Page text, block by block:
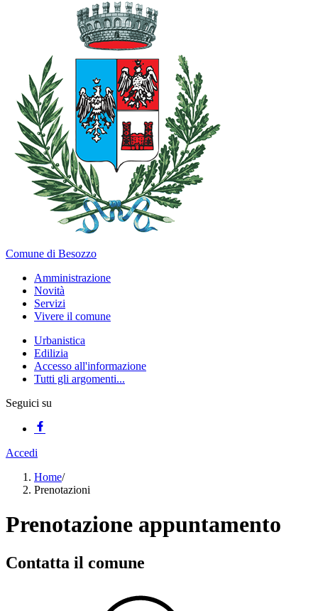
Comune di Besozzo
Amministrazione
Novità
Servizi
Vivere il comune
Urbanistica
Edilizia
Accesso all'informazione
Tutti gli argomenti...
Seguici su
Accedi
Home/
Prenotazioni
Prenotazione appuntamento
Contatta il comune